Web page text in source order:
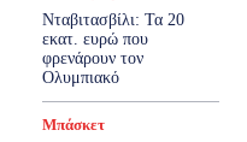
Νταβιτασβίλι: Τα 20
εκατ. ευρώ που
φρενάρουν τον
Ολυμπιακό
Μπάσκετ